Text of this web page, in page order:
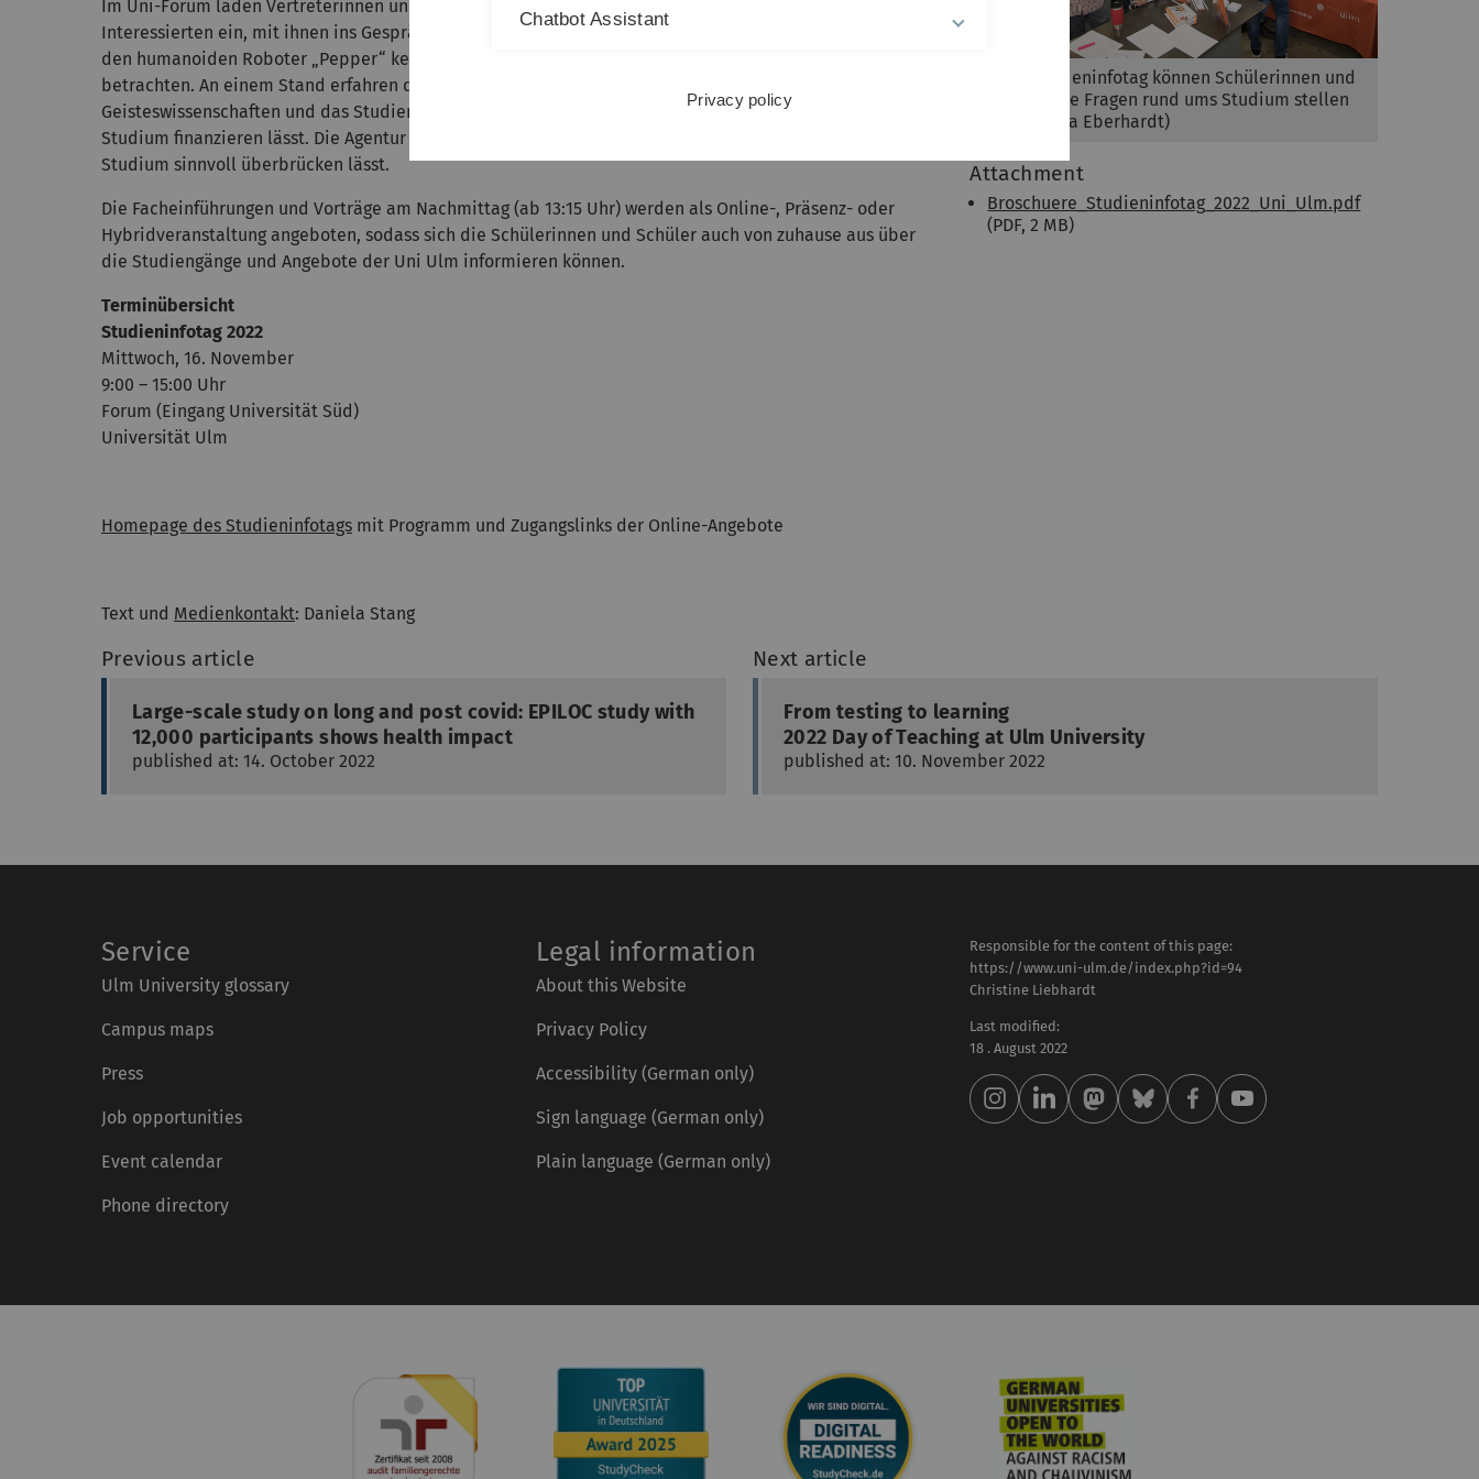
Im Uni-Forum laden Vertreterinnen und Vertreter der Fächer sowie Studierende aller Studiengänge die
Interessierten ein, mit ihnen ins Gespräch zu kommen. Außerdem können die Schülerinnen und Schüler
den humanoiden Roboter „Pepper“ kennenlernen oder ein Brennstoffzellenfahrzeug aus nächster Nähe
betrachten. An einem Stand erfahren die Gäste mehr über das Seminarangebot des Departments für
Geisteswissenschaften und das Studierendenwerk berät zu Wohnmöglichkeiten oder wie sich ein
Studium finanzieren lässt. Die Agentur für Arbeit informiert, wie sich die Zeit zwischen Schule und
Studium sinnvoll überbrücken lässt.
Die Facheinführungen und Vorträge am Nachmittag (ab 13:15 Uhr) werden als Online-, Präsenz- oder
Hybridveranstaltung angeboten, sodass sich die Schülerinnen und Schüler auch von zuhause aus über
die Studiengänge und Angebote der Uni Ulm informieren können.
Terminübersicht
Studieninfotag 2022
Mittwoch, 16. November
9:00 – 15:00 Uhr
Forum (Eingang Universität Süd)
Universität Ulm
Homepage des Studieninfotags mit Programm und Zugangslinks der Online-Angebote
Text und Medienkontakt: Daniela Stang
Beim Studieninfotag können Schülerinnen und
Schüler ihre Fragen rund ums Studium stellen
(Foto: Elvira Eberhardt)
Attachment
Broschuere_Studieninfotag_2022_Uni_Ulm.pdf
(PDF, 2 MB)
Previous article
Large-scale study on long and post covid: EPILOC study with
12,000 participants shows health impact
published at: 14. October 2022
Next article
From testing to learning
2022 Day of Teaching at Ulm University
published at: 10. November 2022
Service
Ulm University glossary
Campus maps
Press
Job opportunities
Event calendar
Phone directory
Legal information
About this Website
Privacy Policy
Accessibility (German only)
Sign language (German only)
Plain language (German only)
Responsible for the content of this page:
https://www.uni-ulm.de/index.php?id=94
Christine Liebhardt
Last modified:
18 . August 2022
Chatbot Assistant
Privacy policy